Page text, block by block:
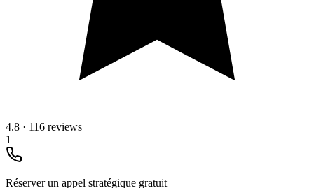
4.8 · 116 reviews
1
Réserver un appel stratégique gratuit